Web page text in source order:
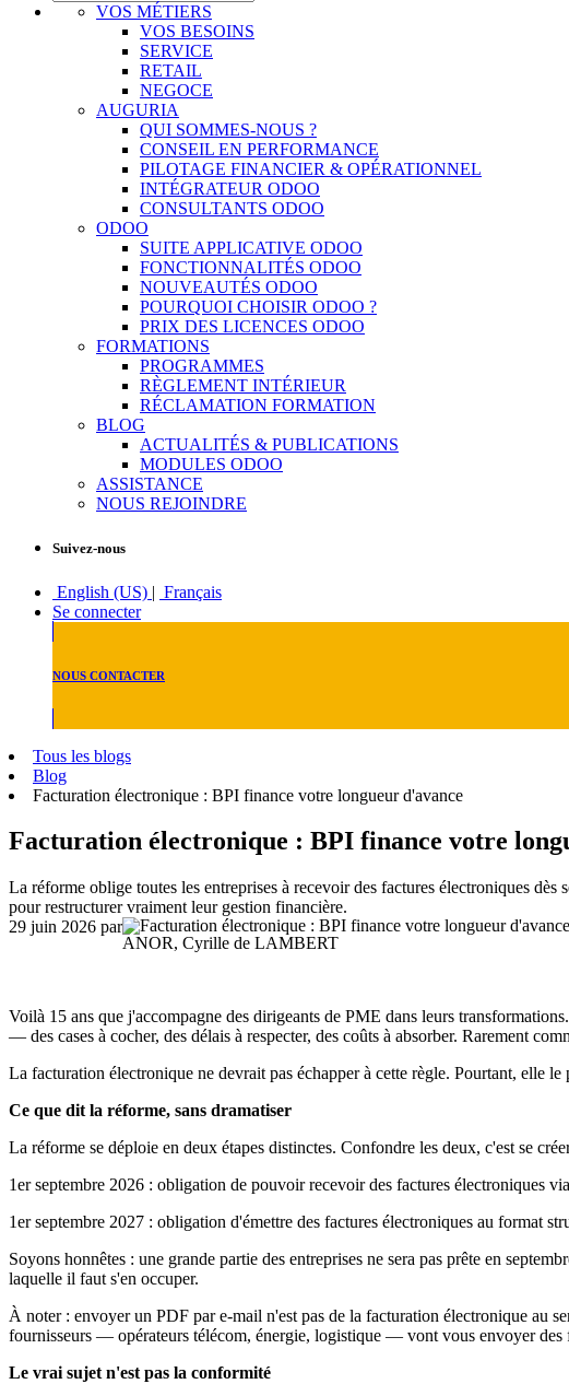
VOS MÉTIERS
VOS BESOINS
SERVICE
RETAIL
NEGOCE
AUGURIA
QUI SOMMES-NOUS ?
CONSEIL EN PERFORMANCE
PILOTAGE FINANCIER & OPÉRATIONNEL
INTÉGRATEUR ODOO
CONSULTANTS ODOO
ODOO
SUITE APPLICATIVE ODOO
FONCTIONNALITÉS ODOO
NOUVEAUTÉS ODOO
POURQUOI CHOISIR ODOO ?
PRIX DES LICENCES ODOO
FORMATIONS
PROGRAMMES
RÈGLEMENT INTÉRIEUR
RÉCLAMATION FORMATION
BLOG
ACTUALITÉS & PUBLICATIONS
MODULES ODOO
ASSISTANCE
NOUS REJOINDRE
Suivez-nous
English (US) | Français
Se connecter
NOUS CONTACTER
Tous les blogs
Blog
Facturation électronique : BPI finance votre longueur d'avance
Facturation électronique : BPI finance votre
La réforme oblige toutes les entreprises à recevoir des factures électroniques
pour restructurer vraiment leur gestion financière.
29 juin 2026 par
ANOR, Cyrille de LAMBERT
Voilà 15 ans que j'accompagne des dirigeants de PME dans leurs
— des cases à cocher, des délais à respecter, des coûts à absorber. Rarement
La facturation électronique ne devrait pas échapper à cette règle. Pourtant, elle
Ce que dit la réforme, sans dramatiser
La réforme se déploie en deux étapes distinctes. Confondre les deux, c'est se
1er septembre 2026 : obligation de pouvoir recevoir des factures électroniques
1er septembre 2027 : obligation d'émettre des factures électroniques au format
Soyons honnêtes : une grande partie des entreprises ne sera pas prête en
laquelle il faut s'en occuper.
À noter : envoyer un PDF par e-mail n'est pas de la facturation électronique au
fournisseurs — opérateurs télécom, énergie, logistique — vont vous envoyer des
Le vrai sujet n'est pas la conformité